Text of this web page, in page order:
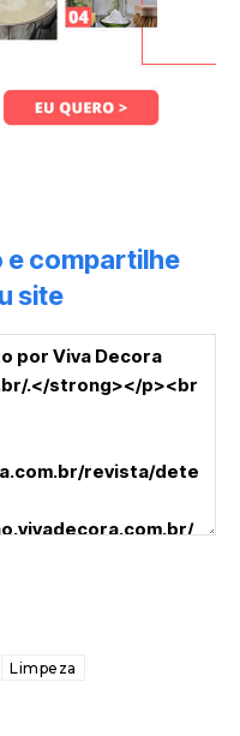
e compartilhe
site
Limpeza